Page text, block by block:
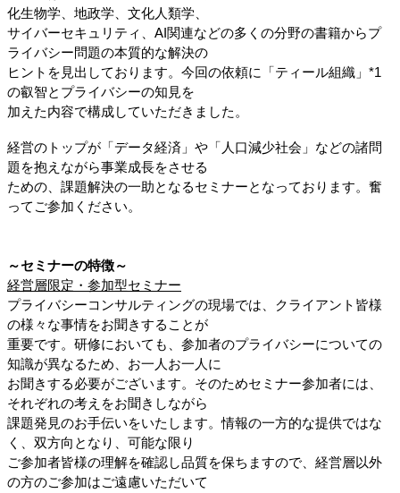
化生物学、地政学、文化人類学、
サイバーセキュリティ、AI関連などの多くの分野の書籍からプ
ライバシー問題の本質的な解決の
ヒントを見出しております。今回の依頼に「ティール組織」*1
の叡智とプライバシーの知見を
加えた内容で構成していただきました。
経営のトップが「データ経済」や「人口減少社会」などの諸問
題を抱えながら事業成長をさせる
ための、課題解決の一助となるセミナーとなっております。 奮
ってご参加ください。
～セミナーの特徴～
経営層限定・参加型セミナー
プライバシーコンサルティングの現場では、クライアント皆様
の様々な事情をお聞きすることが
重要です。研修においても、参加者のプライバシーについての
知識が異なるため、お一人お一人に
お聞きする必要がございます。そのためセミナー参加者には、
それぞれの考えをお聞きしながら
課題発見のお手伝いをいたします。情報の一方的な提供ではな
く、双方向となり、可能な限り
ご参加者皆様の理解を確認し品質を保ちますので、経営層以外
の方のご参加はご遠慮いただいて